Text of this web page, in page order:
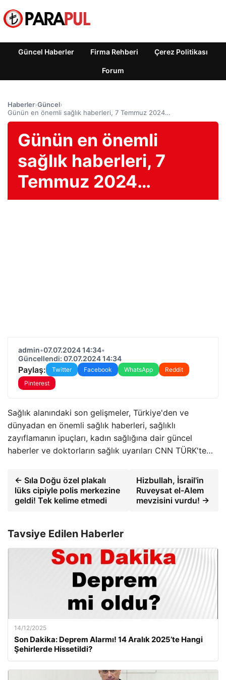
Güncel Haberler Firma Rehberi Çerez Politikası
Forum
Haberler›Güncel›
Günün en önemli sağlık haberleri, 7 Temmuz 2024…
Günün en önemli
sağlık haberleri, 7
Temmuz 2024…
admin•07.07.2024 14:34•
Güncellendi: 07.07.2024 14:34
Paylaş: Twitter Facebook WhatsApp
Reddit
Pinterest
Sağlık alanındaki son gelişmeler, Türkiye'den ve
dünyadan en önemli sağlık haberleri, sağlıklı
zayıflamanın ipuçları, kadın sağlığına dair güncel
haberler ve doktorların sağlık uyarıları CNN TÜRK'te…
← Sıla Doğu özel plakalı
lüks cipiyle polis merkezine
geldi! Tek kelime etmedi
Hizbullah, İsrail'in
Ruveysat el-Alem
mevzisini vurdu! →
Tavsiye Edilen Haberler
14/12/2025
Son Dakika: Deprem Alarmı! 14 Aralık 2025’te Hangi
Şehirlerde Hissetildi?